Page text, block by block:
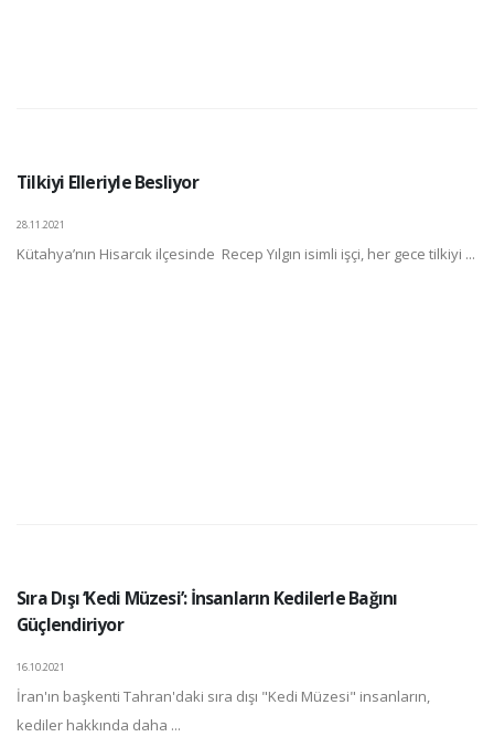
Tilkiyi Elleriyle Besliyor
28.11.2021
Kütahya’nın Hisarcık ilçesinde Recep Yılgın isimli işçi, her gece tilkiyi ...
Sıra Dışı ‘Kedi Müzesi’: İnsanların Kedilerle Bağını
Güçlendiriyor
16.10.2021
İran'ın başkenti Tahran'daki sıra dışı "Kedi Müzesi" insanların,
kediler hakkında daha ...